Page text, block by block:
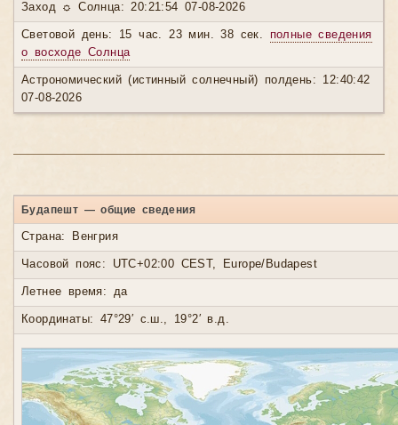
Заход ☼ Солнца: 20:21:54 07-08-2026
Световой день: 15 час. 23 мин. 38 сек. полные сведения
о восходе Солнца
Астрономический (истинный солнечный) полдень: 12:40:42
07-08-2026
Будапешт — общие сведения
Страна: Венгрия
Часовой пояс: UTC+02:00 CEST, Europe/Budapest
Летнее время: да
Координаты: 47°29′ с.ш., 19°2′ в.д.